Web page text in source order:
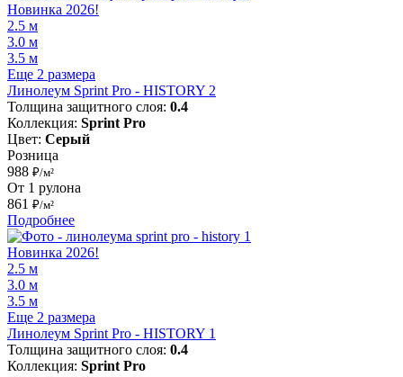
Новинка 2026!
2.5 м
3.0 м
3.5 м
Еще 2 размера
Линолеум Sprint Pro - HISTORY 2
Толщина защитного слоя: 0.4
Коллекция: Sprint Pro
Цвет: Серый
Розница
988 ₽/м²
От 1 рулона
861 ₽/м²
Подробнее
Новинка 2026!
2.5 м
3.0 м
3.5 м
Еще 2 размера
Линолеум Sprint Pro - HISTORY 1
Толщина защитного слоя: 0.4
Коллекция: Sprint Pro